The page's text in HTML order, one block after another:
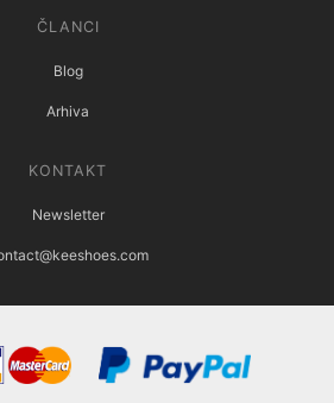
ČLANCI
Blog
Arhiva
KONTAKT
Newsletter